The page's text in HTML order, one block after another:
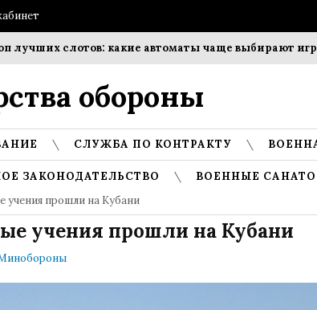
слотов: какие автоматы чаще выбирают игроки?
обороны
СЛУЖБА ПО КОНТРАКТУ
ЗАКОНОДАТЕЛЬСТВО
ВОЕННЫЕ
прошли на Кубани
учения прошли на Кубани